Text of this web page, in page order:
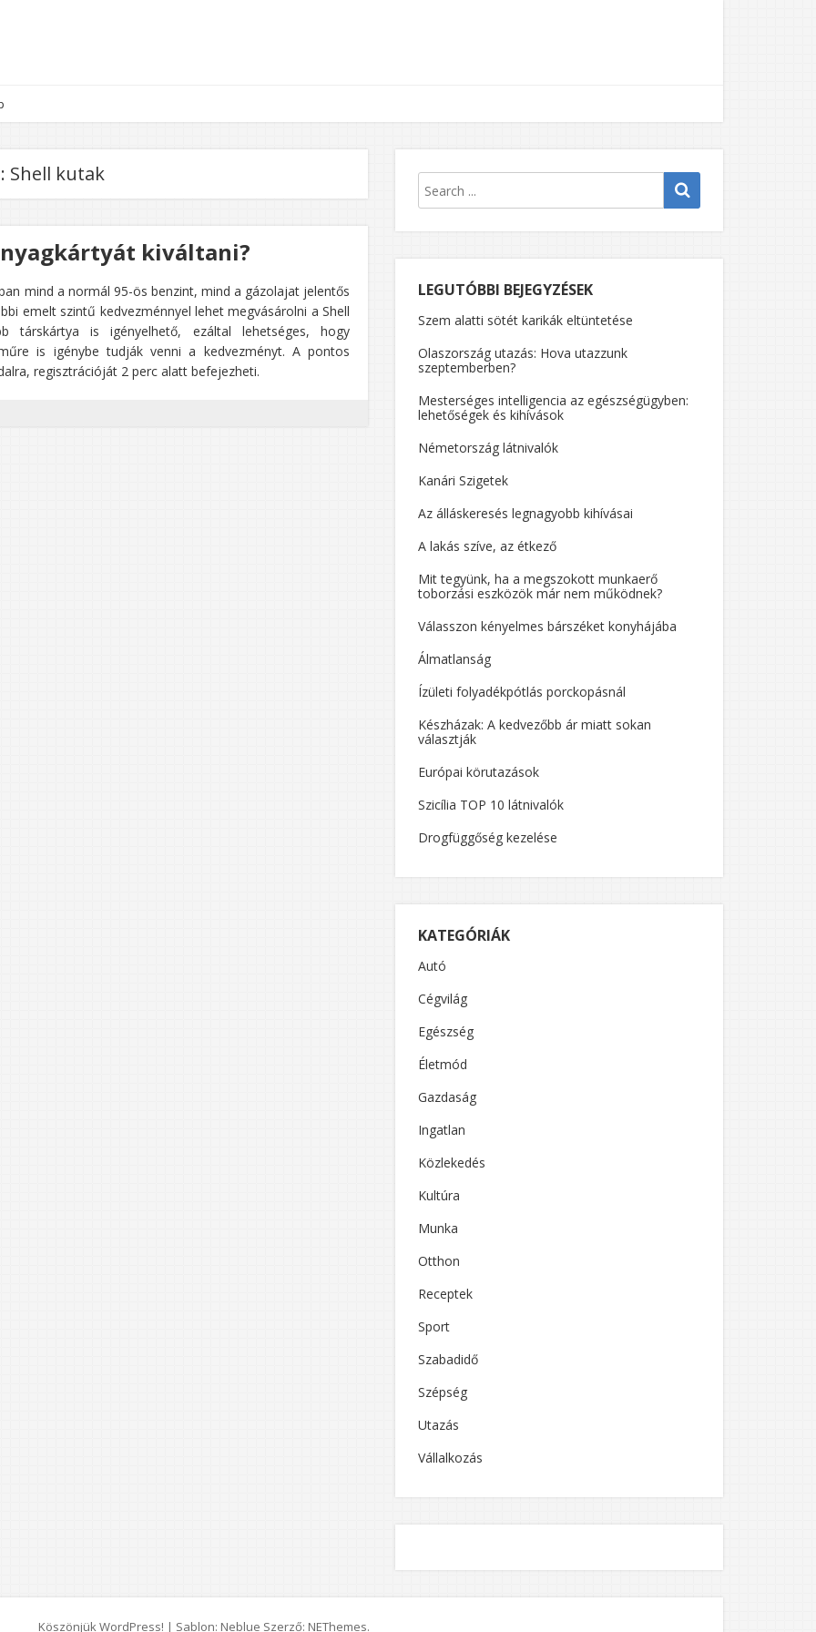
Shell kutak
kiváltani?
mind a normál 95-ös benzint, mind a gázolajat jelentős
emelt szintű kedvezménnyel lehet megvásárolni a Shell
társkártya is igényelhető, ezáltal lehetséges, hogy
is igénybe tudják venni a kedvezményt. A pontos
regisztrációját 2 perc alatt befejezheti.
LEGUTÓBBI BEJEGYZÉSEK
Szem alatti sötét karikák eltüntetése
Olaszország utazás: Hova utazzunk
szeptemberben?
Mesterséges intelligencia az egészségügyben:
lehetőségek és kihívások
Németország látnivalók
Kanári Szigetek
Az álláskeresés legnagyobb kihívásai
A lakás szíve, az étkező
Mit tegyünk, ha a megszokott munkaerő
toborzási eszközök már nem működnek?
Válasszon kényelmes bárszéket konyhájába
Álmatlanság
Ízületi folyadékpótlás porckopásnál
Készházak: A kedvezőbb ár miatt sokan
választják
Európai körutazások
Szicília TOP 10 látnivalók
Drogfüggőség kezelése
KATEGÓRIÁK
Autó
Cégvilág
Egészség
Életmód
Gazdaság
Ingatlan
Közlekedés
Kultúra
Munka
Otthon
Receptek
Sport
Szabadidő
Szépség
Utazás
Vállalkozás
Köszönjük WordPress! | Sablon: Neblue Szerző: NEThemes.